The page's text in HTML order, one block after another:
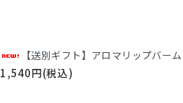
【送別ギフト】アロマリップバー
1,540円(税込)